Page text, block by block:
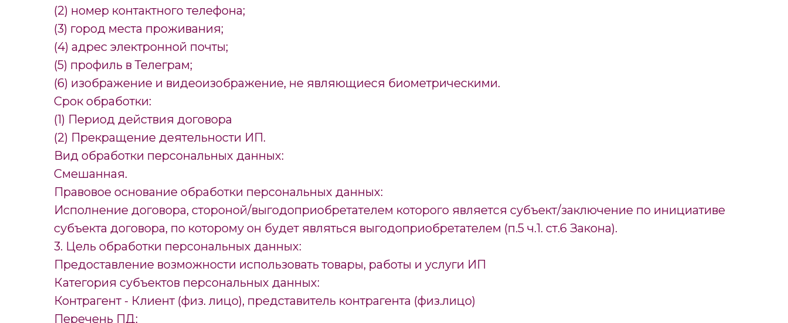
(2) номер контактного телефона;
(3) город места проживания;
(4) адрес электронной почты;
(5) профиль в Телеграм;
(6) изображение и видеоизображение, не являющиеся биометрическими.
Срок обработки:
(1) Период действия договора
(2) Прекращение деятельности ИП.
Вид обработки персональных данных:
Смешанная.
Правовое основание обработки персональных данных:
Исполнение договора, стороной/выгодоприобретателем которого является субъект/заключение по инициативе
субъекта договора, по которому он будет являться выгодоприобретателем (п.5 ч.1. ст.6 Закона).
3. Цель обработки персональных данных:
Предоставление возможности использовать товары, работы и услуги ИП
Категория субъектов персональных данных:
Контрагент - Клиент (физ. лицо), представитель контрагента (физ.лицо)
Перечень ПД: